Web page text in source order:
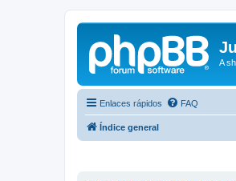
A
Enlaces rápidos FAQ
Índice general